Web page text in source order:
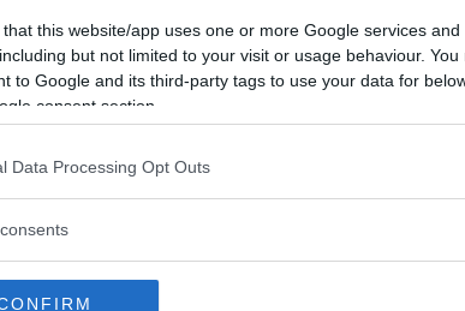
that this website/app uses one or more Google services
but not limited to your visit or usage behaviour.
to Google and its third-party tags to use your data for
consent section.
Data Processing Opt Outs
Vill du bli
medlem?